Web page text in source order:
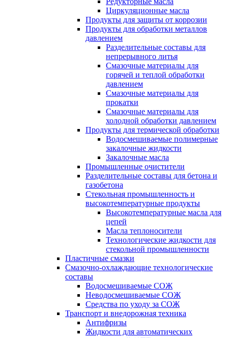
Циркуляционные масла
Продукты для защиты от коррозии
Продукты для обработки металлов
давлением
Разделительные составы для
непрерывного литья
Смазочные материалы для
горячей и теплой обработки
давлением
Смазочные материалы для
прокатки
Смазочные материалы для
холодной обработки давлением
Продукты для термической обработки
Водосмешиваемые полимерные
закалочные жидкости
Закалочные масла
Промышленные очистители
Разделительные составы для бетона и
газобетона
Стекольная промышленность и
высокотемпературные продукты
Высокотемпературные масла для
цепей
Масла теплоносители
Технологические жидкости для
стекольной промышленности
Пластичные смазки
Смазочно-охлаждающие технологические
составы
Водосмешиваемые СОЖ
Неводосмешиваемые СОЖ
Средства по уходу за СОЖ
Транспорт и внедорожная техника
Антифризы
Жидкости для автоматических